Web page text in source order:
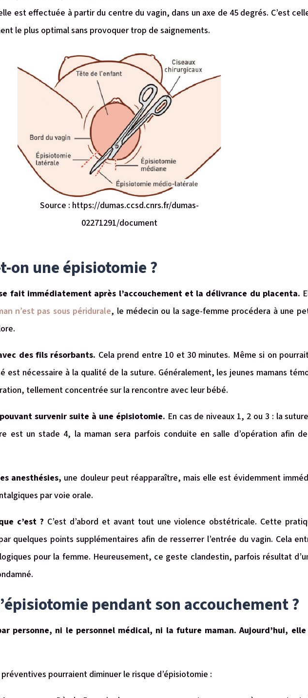
est effectuée à partir du centre du vagin, dans un axe de 45 degrés. C’est
le plus optimal sans provoquer trop de saignements.
Source : https://dumas.ccsd.cnrs.fr/dumas-
02271291/document
on une épisiotomie ?
fait immédiatement après l’accouchement et la délivrance du placenta.
n’est pas sous péridurale, le médecin ou la sage-femme procédera à une
des fils résorbants. Cela prend entre 10 et 30 minutes. Même si on
est nécessaire à la qualité de la suture. Généralement, les jeunes mamans
tellement concentrée sur la rencontre avec leur bébé.
survenir suite à une épisiotomie. En cas de niveaux 1, 2 ou 3 : la
est un stade 4, la maman sera parfois conduite en salle d’opération afin
anesthésies, une douleur peut réapparaître, mais elle est évidemment
par voie orale.
c’est ? C’est d’abord et avant tout une violence obstétricale. Cette
quelques points supplémentaires afin de resserrer l’entrée du vagin. Cela
pour la femme. Heureusement, ce geste clandestin, parfois résultat
pendant son accouchement ?
personne, ni le personnel médical, ni la future maman. Aujourd’hui,
pourraient diminuer le risque d’épisiotomie :